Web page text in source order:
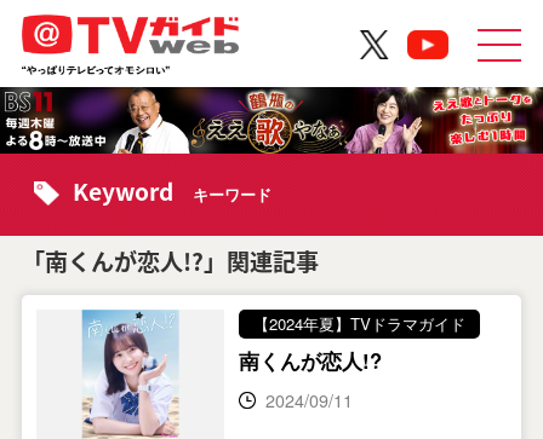
Keyword キーワード
「南くんが恋人!?」関連記事
【2024年夏】TVドラマガイド
南くんが恋人!?
2024/09/11